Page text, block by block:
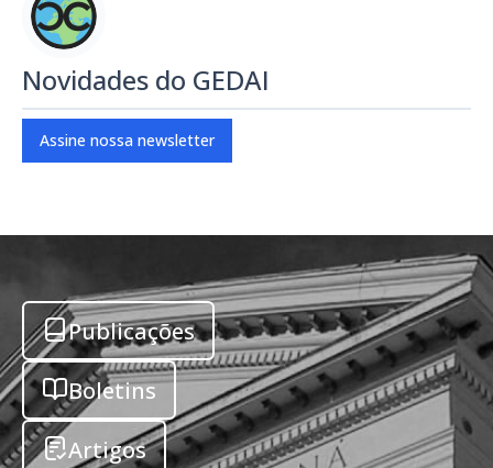
Novidades do GEDAI
Assine nossa newsletter
Publicações
Boletins
Artigos